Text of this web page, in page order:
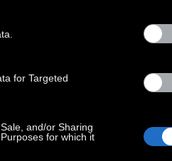
for Targeted
and/or Sharing
for which it
είχε
ως πράξη
η έρευνα
Αντίθετα,
Trump Foundation